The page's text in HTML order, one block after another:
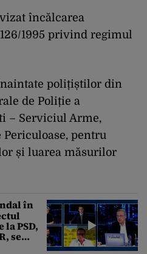
încălcarea
1995 privind regimul
polițiștilor din
de Poliție a
– Serviciul Arme,
pentru
și luarea măsurilor
în
PSD,
se
pe